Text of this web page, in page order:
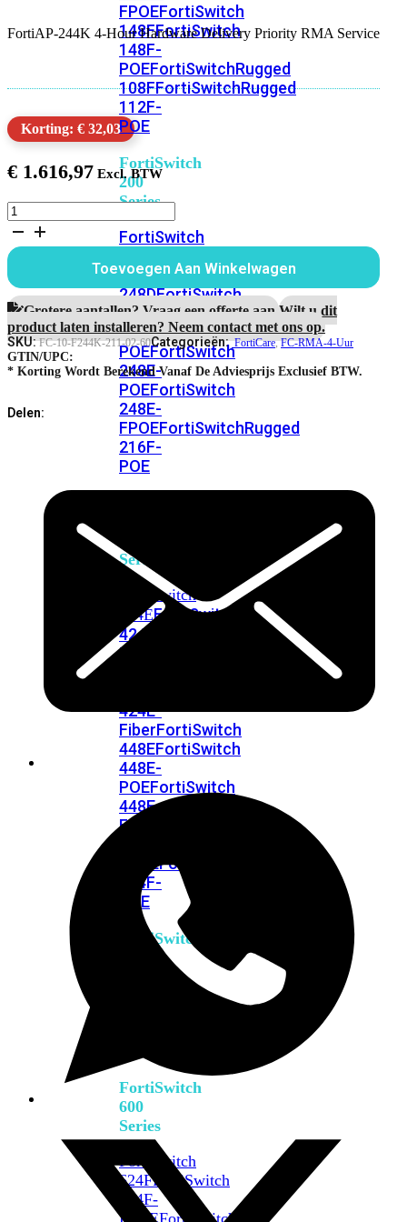
FPOEFortiSwitch
148FFortiSwitch
148F-
POEFortiSwitchRugged
108FFortiSwitchRugged
112F-
POE
FortiSwitch
200
Series
FortiSwitch
FPOEFortiSwitch
248DFortiSwitch
224EFortiswitch
224E-
POEFortiSwitch
248E-
POEFortiSwitch
248E-
FPOEFortiSwitchRugged
216F-
POE
Series
FortiSwitch
424EFortiSwitch
424E-
POE
424E-
FiberFortiSwitch
448EFortiSwitch
448E-
POEFortiSwitch
448E-
FPOE
FPOEFortiSwitchRugged
424F-
POE
FortiSwitch
FortiSwitch
600
Series
FortiSwitch
624FFortiSwitch
624F-
FPOEFortiSwitch
FortiAP-244K 4-Hour Hardware Delivery Priority RMA Service
Korting: € 32,03
€ 1.616,97
FortiAP-
244K
Jaar
4-
Hour
Hardware
Delivery
Priority
RMA
Service
Toevoegen Aan Winkelwagen
Grotere aantallen? Vraag een offerte aan.Wilt u dit
product laten installeren? Neem contact met ons op.
SKU:FC-10-F244K-211-02-60Categorieën:FortiCare,FC-RMA-4-Uur
GTIN/UPC:
* Korting Wordt Berekend Vanaf De Adviesprijs Exclusief BTW.
Delen: